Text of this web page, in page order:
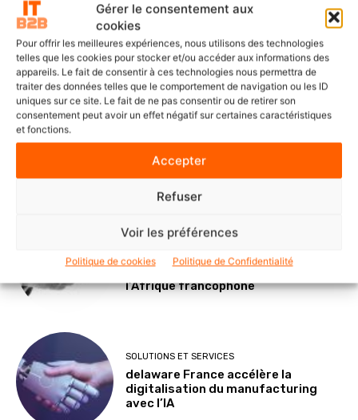
Gérer le consentement aux
cookies
Pour offrir les meilleures expériences, nous utilisons des technologies
telles que les cookies pour stocker et/ou accéder aux informations des
appareils. Le fait de consentir à ces technologies nous permettra de
traiter des données telles que le comportement de navigation ou les ID
uniques sur ce site. Le fait de ne pas consentir ou de retirer son
consentement peut avoir un effet négatif sur certaines caractéristiques
et fonctions.
Accepter
Refuser
Voir les préférences
Politique de cookies Politique de Confidentialité
SOLUTIONS ET SERVICES
ITS Group construit les fondations
d’une IA souveraine et maîtrisée
Le Mode IA de Google, ou le Shadow
AI qui n’a plus besoin de l’ombre
NOMINATIONS ET CARNETS
Veeam nomme Marc Dollois au poste
de Country Leader pour la France et
l’Afrique francophone
SOLUTIONS ET SERVICES
delaware France accélère la
digitalisation du manufacturing
avec l’IA